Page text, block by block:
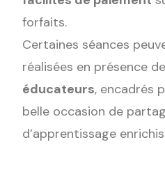
forfaits.
Certaines séances
réalisées en présence de
éducateurs, encadrés
belle occasion de
d’apprentissage